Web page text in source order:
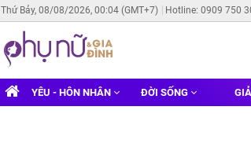
Thứ Bảy, 08/08/2026, 00:04 (GMT+7) Hotline: 0909 750
YÊU - HÔN NHÂN ĐỜI SỐNG